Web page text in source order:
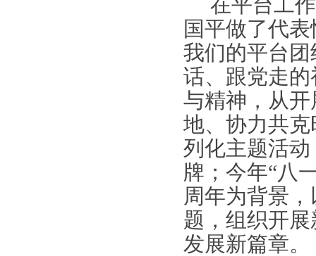
在平台工
国平做了代
我们的平台
话、跟党走
与精神，从
地、协力共
列化主题活
牌；今年“八
周年为背景
题，组织开
发展新篇章。